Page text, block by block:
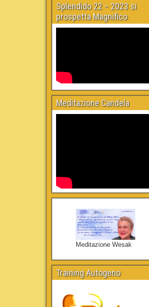
Splendido 22 – 2023 si
prospetta Magnifico
Meditazione Candela
Meditazione Wesak
Training Autogeno